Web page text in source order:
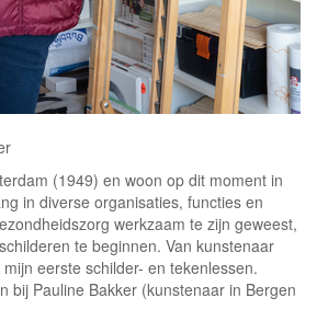
(1949) en woon op dit moment in
in diverse organisaties, functies en
werkzaam te zijn geweest,
te beginnen. Van kunstenaar
eerste schilder- en tekenlessen.
bij Pauline Bakker (kunstenaar in Bergen